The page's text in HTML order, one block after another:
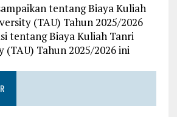
tentang Biaya Kuliah
(TAU) Tahun 2025/2026
tentang Biaya Kuliah Tanri
(TAU) Tahun 2025/2026 ini